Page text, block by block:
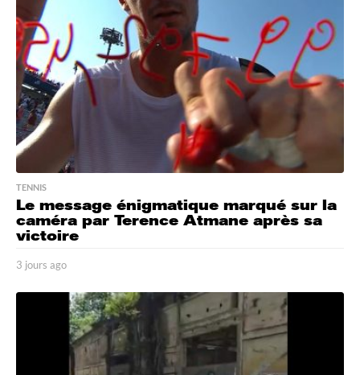
o
TENNIS
Le message énigmatique marqué sur la
caméra par Terence Atmane après sa
victoire
3 jours ago
o
u
r
s
a